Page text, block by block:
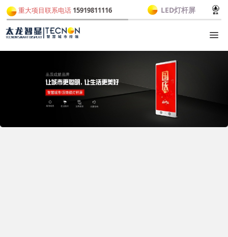
重大项目联系电话 15919811116 LED灯杆屏